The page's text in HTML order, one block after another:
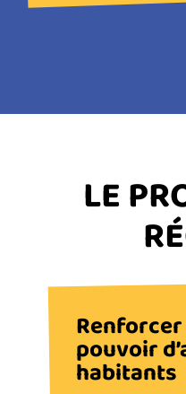
TITRE
BLOC
LE
pouvoir
habitants